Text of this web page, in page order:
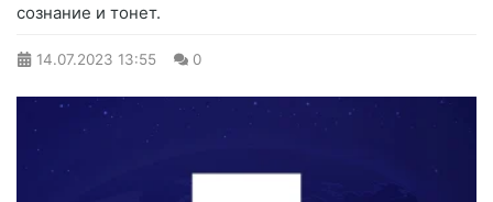
сознание и тонет.
14.07.2023 13:55 0